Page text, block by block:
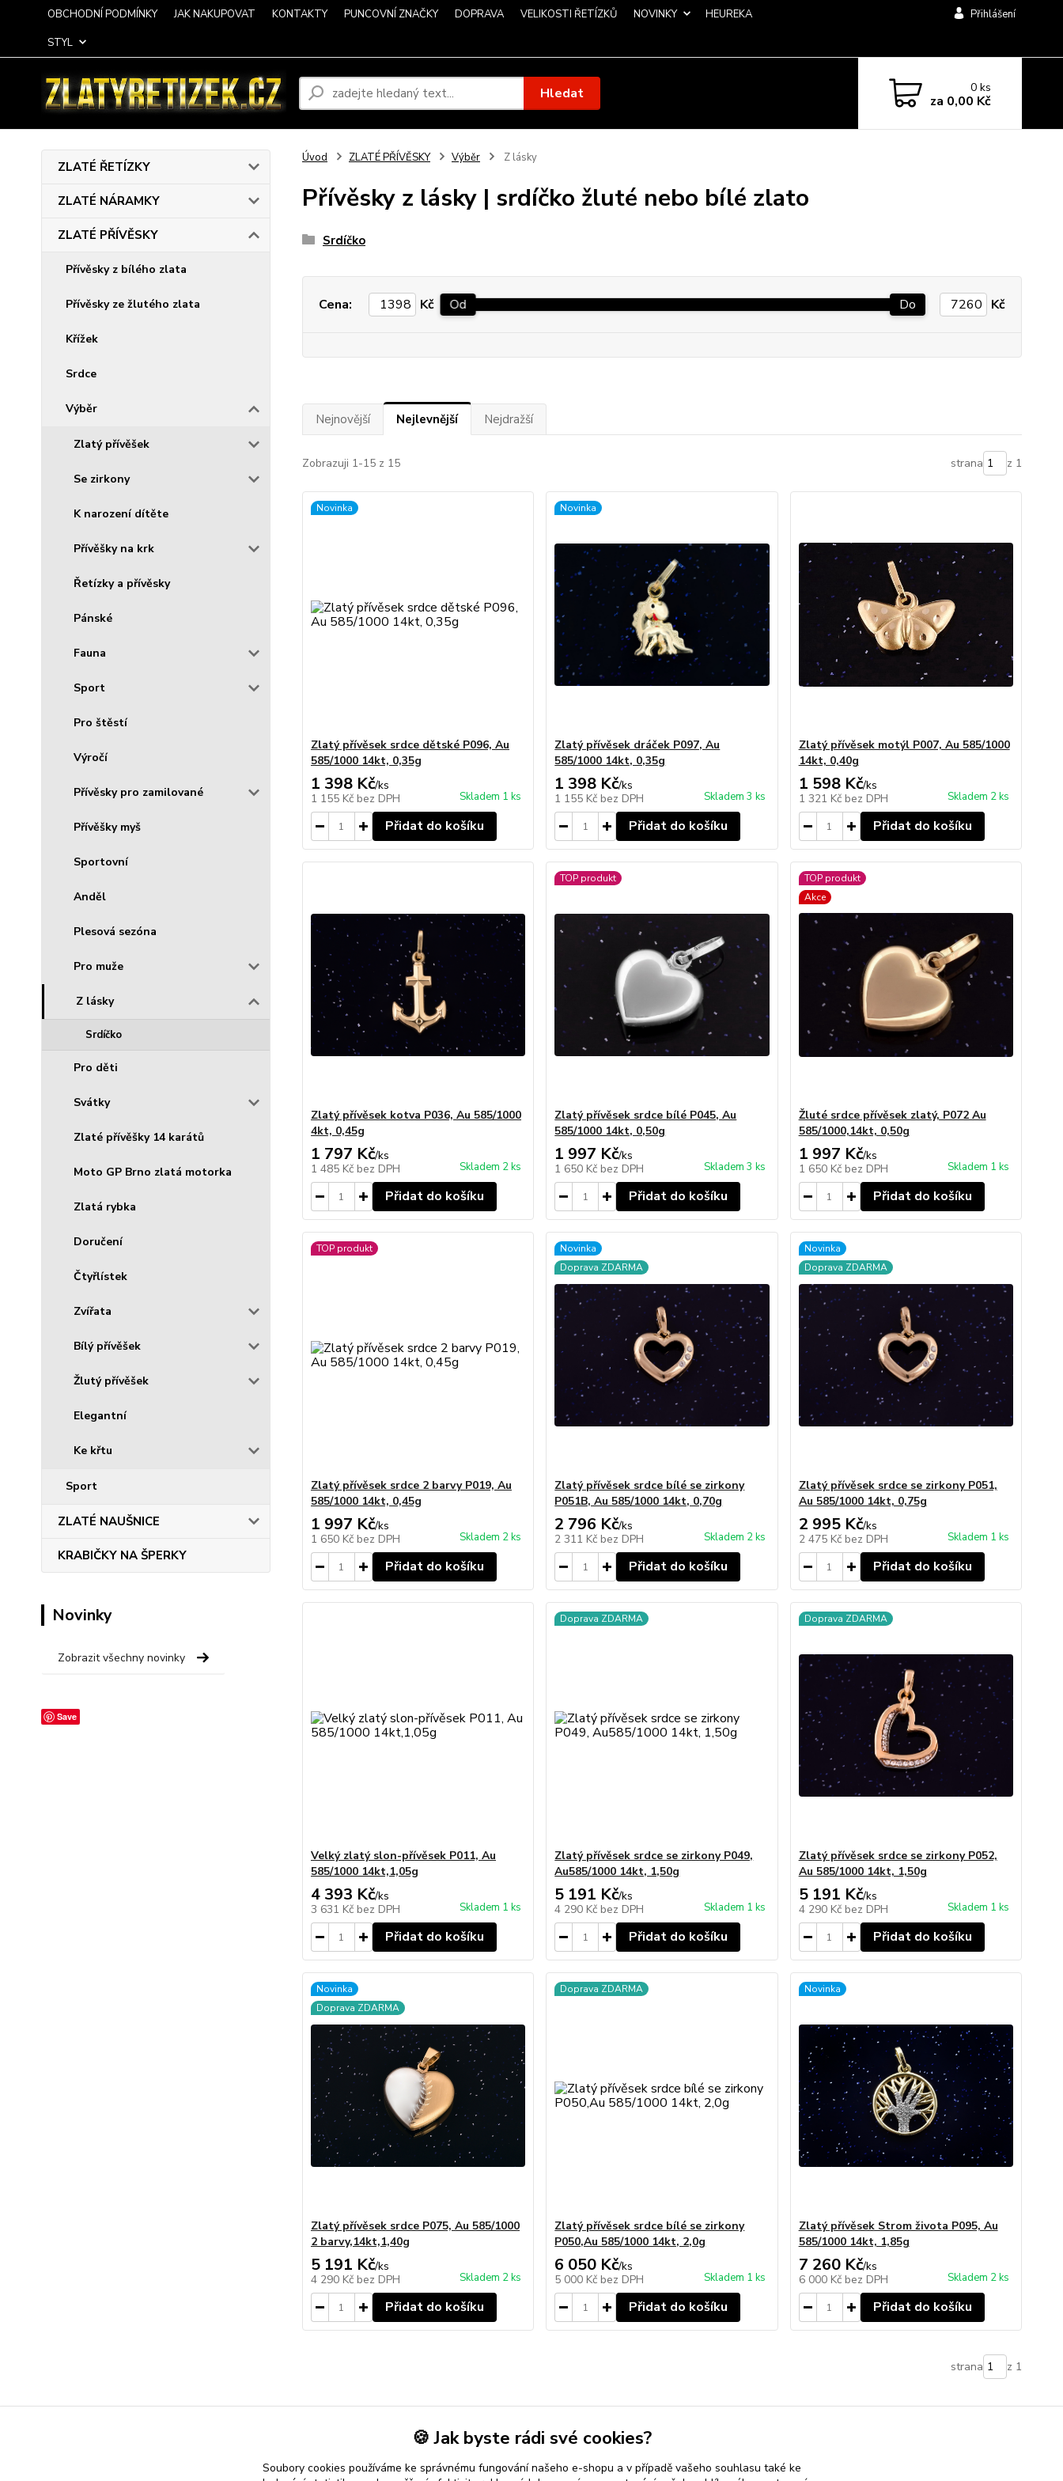
OBCHODNÍ PODMÍNKY JAK NAKUPOVAT KONTAKTY PUNCOVNÍ ZNAČKY DOPRAVA VELIKOSTI ŘETÍZKŮ NOVINKY
HEUREKA
STYL
Přihlášení
Hledat 0ks
za 0,00 Kč
ZLATÉ ŘETÍZKY
ZLATÉ NÁRAMKY
ZLATÉ PŘÍVĚSKY
Přívěsky z bílého zlata
Přívěsky ze žlutého zlata
Křížek
Srdce
Výběr
Zlatý přívěšek
Se zirkony
K narození dítěte
Přívěšky na krk
Řetízky a přívěsky
Pánské
Fauna
Sport
Pro štěstí
Výročí
Přívěsky pro zamilované
Přívěšky myš
Sportovní
Anděl
Plesová sezóna
Pro muže
Z lásky
Srdíčko
Pro děti
Svátky
Zlaté přívěšky 14 karátů
Moto GP Brno zlatá motorka
Zlatá rybka
Doručení
Čtyřlístek
Zvířata
Bílý přívěšek
Žlutý přívěšek
Elegantní
Ke křtu
Sport
ZLATÉ NAUŠNICE
KRABIČKY NA ŠPERKY
Novinky
Zobrazit všechny novinky
Save
Úvod ZLATÉ PŘÍVĚSKY Výběr Z lásky
Přívěsky z lásky | srdíčko žluté nebo bílé zlato
Srdíčko
Cena: Kč Od Do Kč
Nejnovější Nejlevnější Nejdražší
Zobrazuji 1-15 z 15 strana z 1
Novinka
Zlatý přívěsek srdce dětské P096, Au
585/1000 14kt, 0,35g
1 398 Kč/ks
1 155 Kč bez DPH Skladem 1 ks
Přidat do košíku
Novinka
Zlatý přívěsek dráček P097, Au
585/1000 14kt, 0,35g
1 398 Kč/ks
1 155 Kč bez DPH Skladem 3 ks
Přidat do košíku
Zlatý přívěsek motýl P007, Au 585/1000
14kt, 0,40g
1 598 Kč/ks
1 321 Kč bez DPH Skladem 2 ks
Přidat do košíku
Zlatý přívěsek kotva P036, Au 585/1000
4kt, 0,45g
1 797 Kč/ks
1 485 Kč bez DPH Skladem 2 ks
Přidat do košíku
TOP produkt
Zlatý přívěsek srdce bílé P045, Au
585/1000 14kt, 0,50g
1 997 Kč/ks
1 650 Kč bez DPH Skladem 3 ks
Přidat do košíku
TOP produkt
Akce
Žluté srdce přívěsek zlatý, P072 Au
585/1000,14kt, 0,50g
1 997 Kč/ks
1 650 Kč bez DPH Skladem 1 ks
Přidat do košíku
TOP produkt
Zlatý přívěsek srdce 2 barvy P019, Au
585/1000 14kt, 0,45g
1 997 Kč/ks
1 650 Kč bez DPH Skladem 2 ks
Přidat do košíku
Novinka
Doprava ZDARMA
Zlatý přívěsek srdce bílé se zirkony
P051B, Au 585/1000 14kt, 0,70g
2 796 Kč/ks
2 311 Kč bez DPH Skladem 2 ks
Přidat do košíku
Novinka
Doprava ZDARMA
Zlatý přívěsek srdce se zirkony P051,
Au 585/1000 14kt, 0,75g
2 995 Kč/ks
2 475 Kč bez DPH Skladem 1 ks
Přidat do košíku
Velký zlatý slon-přívěsek P011, Au
585/1000 14kt,1,05g
4 393 Kč/ks
3 631 Kč bez DPH Skladem 1 ks
Přidat do košíku
Doprava ZDARMA
Zlatý přívěsek srdce se zirkony P049,
Au585/1000 14kt, 1,50g
5 191 Kč/ks
4 290 Kč bez DPH Skladem 1 ks
Přidat do košíku
Doprava ZDARMA
Zlatý přívěsek srdce se zirkony P052,
Au 585/1000 14kt, 1,50g
5 191 Kč/ks
4 290 Kč bez DPH Skladem 1 ks
Přidat do košíku
Novinka
Doprava ZDARMA
Zlatý přívěsek srdce P075, Au 585/1000
2 barvy,14kt,1,40g
5 191 Kč/ks
4 290 Kč bez DPH Skladem 2 ks
Přidat do košíku
Doprava ZDARMA
Zlatý přívěsek srdce bílé se zirkony
P050,Au 585/1000 14kt, 2,0g
6 050 Kč/ks
5 000 Kč bez DPH Skladem 1 ks
Přidat do košíku
Novinka
Zlatý přívěsek Strom života P095, Au
585/1000 14kt, 1,85g
7 260 Kč/ks
6 000 Kč bez DPH Skladem 2 ks
Přidat do košíku
strana z 1
🍪 Jak byste rádi své cookies?
Soubory cookies používáme ke správnému fungování našeho e-shopu a v případě vašeho souhlasu také ke